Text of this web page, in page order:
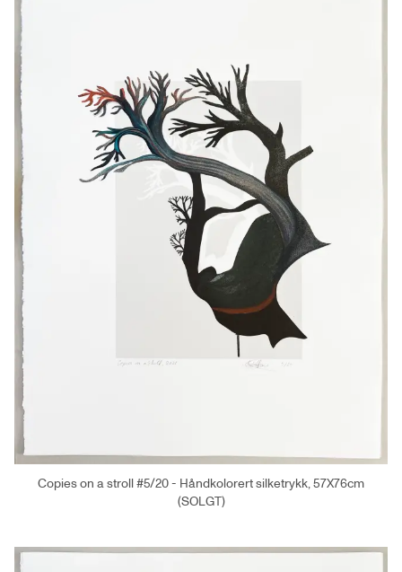
Copies on a stroll #5/20 - Håndkolorert silketrykk, 57X76cm
(SOLGT)